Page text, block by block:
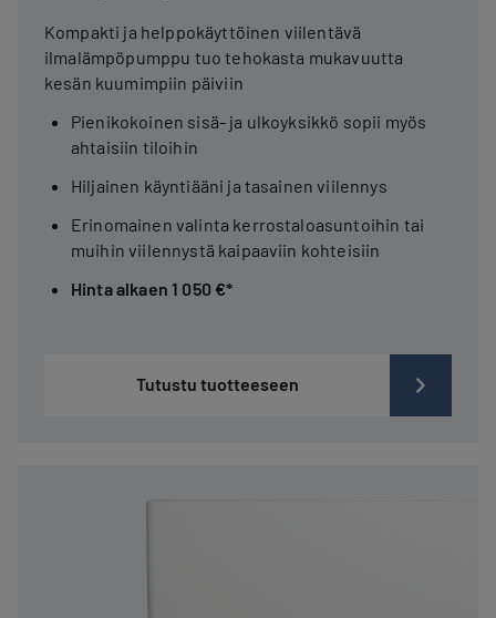
Kompakti ja helppokäyttöinen viilentävä
ilmalämpöpumppu tuo tehokasta mukavuutta
kesän kuumimpiin päiviin
Pienikokoinen sisä- ja ulkoyksikkö sopii myös
ahtaisiin tiloihin
Hiljainen käyntiääni ja tasainen viilennys
Erinomainen valinta kerrostaloasuntoihin tai
muihin viilennystä kaipaaviin kohteisiin
Hinta alkaen 1 050 €*
Tutustu tuotteeseen